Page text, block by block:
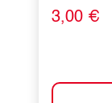
3,00 €